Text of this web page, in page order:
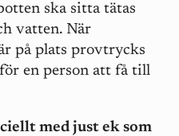
ska sitta tätas
vatten. När
på plats provtrycks
en person att få till
med just ek som